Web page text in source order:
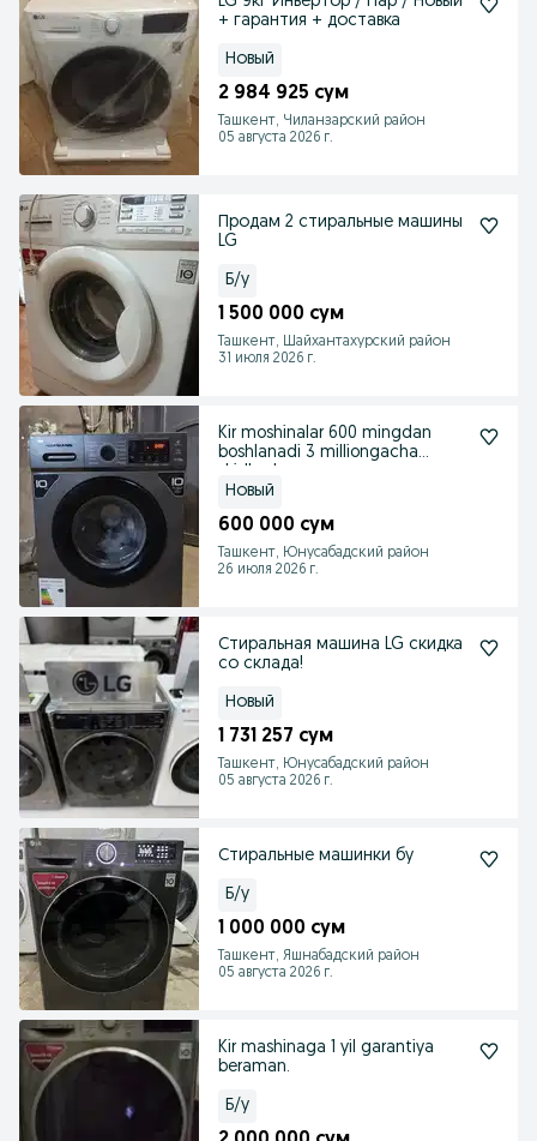
+ гарантия + доставка
Новый
2 984 925 сум
Ташкент, Чиланзарский район
05 августа 2026 г.
Продам 2 стиральные машины
LG
Б/у
1 500 000 сум
Ташкент, Шайхантахурский район
31 июля 2026 г.
Kir moshinalar 600 mingdan
boshlanadi 3 milliongacha
Новый
600 000 сум
Ташкент, Юнусабадский район
26 июля 2026 г.
Стиральная машина LG скидка
со склада!
Новый
1 731 257 сум
Ташкент, Юнусабадский район
05 августа 2026 г.
Стиральные машинки бу
Б/у
1 000 000 сум
Ташкент, Яшнабадский район
05 августа 2026 г.
Kir mashinaga 1 yil garantiya
beraman.
Б/у